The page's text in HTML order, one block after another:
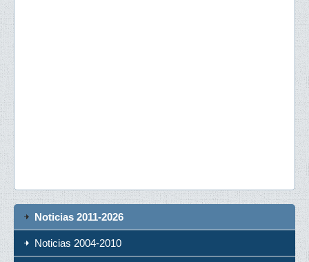
Noticias 2011-2026
Noticias 2004-2010